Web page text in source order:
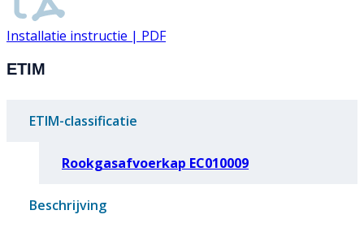
Installatie instructie | PDF
ETIM
ETIM-classificatie
Rookgasafvoerkap EC010009
Beschrijving